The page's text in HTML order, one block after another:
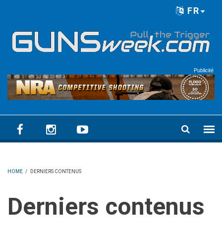
FR
Publicité
HOME / DERNIERS CONTENUS
Derniers contenus